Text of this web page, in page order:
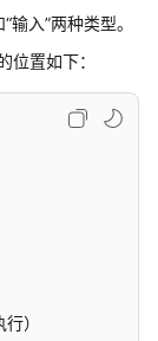
入”两种类型。
置如下：
）